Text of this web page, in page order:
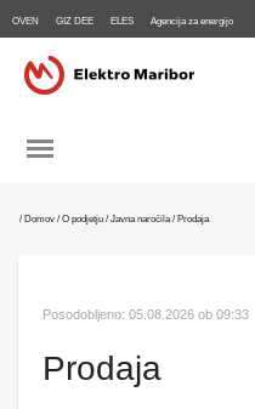
OVEN GIZ DEE ELES Agencija za energijo
/ Domov / O podjetju / Javna naročila/ Prodaja
Posodobljeno: 05.08.2026 ob 09:33
Prodaja